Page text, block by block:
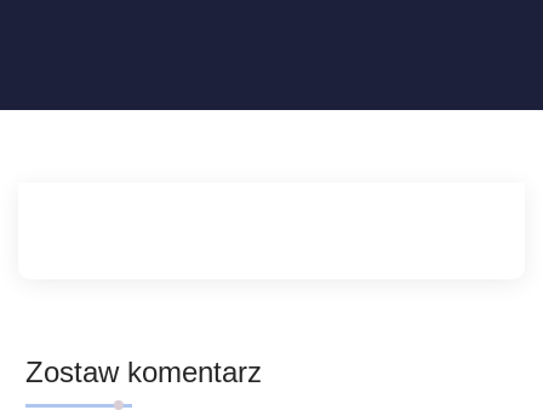
Zostaw komentarz